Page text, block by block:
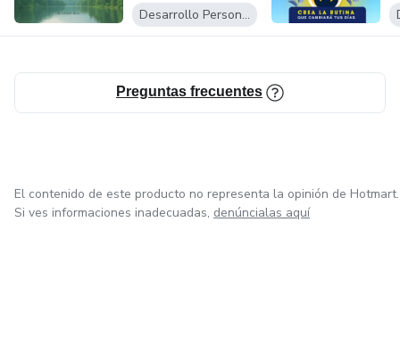
Desarrollo Personal
Preguntas frecuentes
El contenido de este producto no representa la opinión de Hotmart.
Si ves informaciones inadecuadas, denúncialas aquí